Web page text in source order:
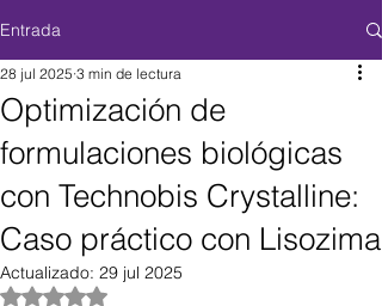
Entrada
Optimización de
formulaciones biológicas
con Technobis Crystalline:
Caso práctico con Lisozima
28 jul 2025 3 min de lectura
Actualizado: 29 jul 2025
Obtuvo NaN de 5 estrellas.